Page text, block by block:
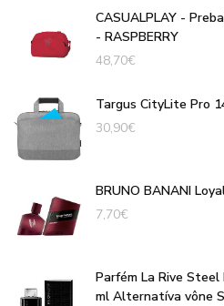
CASUALPLAY -
- RASPBERRY
48,70€
Targus CityLite Pro
30,90€
BRUNO BANANI
7,70€
Parfém La Rive
ml Alternatíva vône